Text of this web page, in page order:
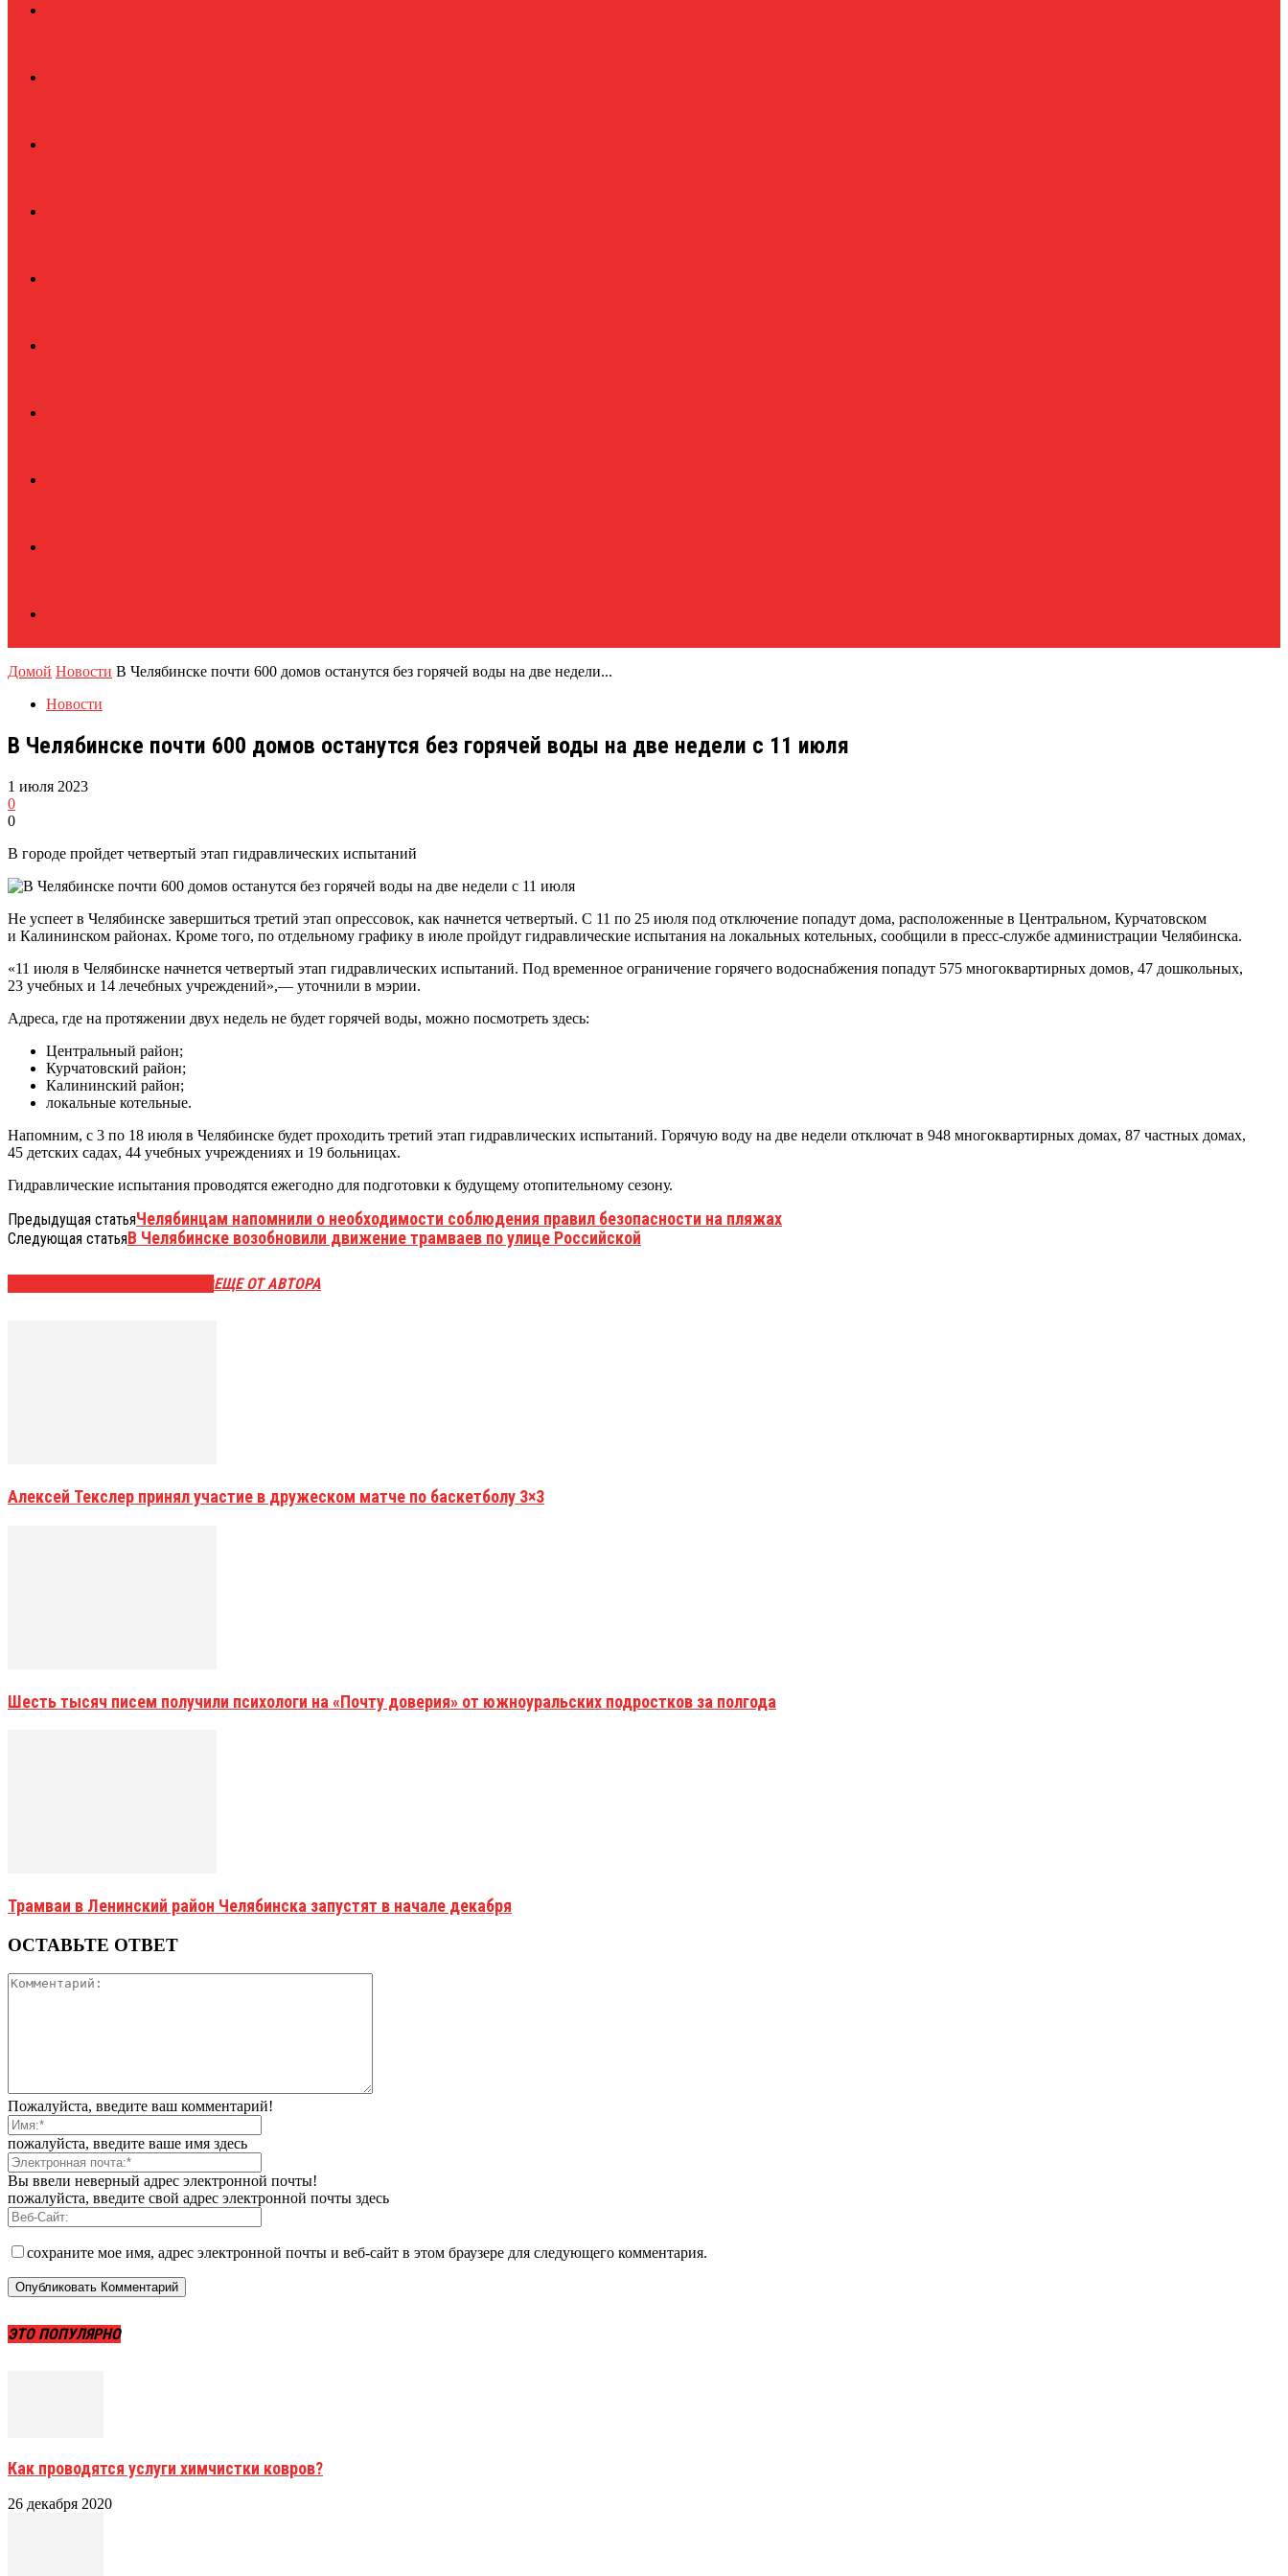
Домой Новости В Челябинске почти 600 домов останутся без горячей воды на две недели...
Новости
В Челябинске почти 600 домов останутся без горячей воды на две недели с 11 июля
1 июля 2023
0
0
В городе пройдет четвертый этап гидравлических испытаний
Не успеет в Челябинске завершиться третий этап опрессовок, как начнется четвертый. С 11 по 25 июля под отключение попадут дома, расположенные в Центральном, Курчатовском
и Калининском районах. Кроме того, по отдельному графику в июле пройдут гидравлические испытания на локальных котельных, сообщили в пресс-службе администрации Челябинска.
«11 июля в Челябинске начнется четвертый этап гидравлических испытаний. Под временное ограничение горячего водоснабжения попадут 575 многоквартирных домов, 47 дошкольных,
23 учебных и 14 лечебных учреждений»,— уточнили в мэрии.
Адреса, где на протяжении двух недель не будет горячей воды, можно посмотреть здесь:
Центральный район;
Курчатовский район;
Калининский район;
локальные котельные.
Напомним, с 3 по 18 июля в Челябинске будет проходить третий этап гидравлических испытаний. Горячую воду на две недели отключат в 948 многоквартирных домах, 87 частных домах,
45 детских садах, 44 учебных учреждениях и 19 больницах.
Гидравлические испытания проводятся ежегодно для подготовки к будущему отопительному сезону.
Предыдущая статьяЧелябинцам напомнили о необходимости соблюдения правил безопасности на пляжах
Следующая статьяВ Челябинске возобновили движение трамваев по улице Российской
ЕЩЕ ОТ АВТОРА
Алексей Текслер принял участие в дружеском матче по баскетболу 3×3
Шесть тысяч писем получили психологи на «Почту доверия» от южноуральских подростков за полгода
Трамваи в Ленинский район Челябинска запустят в начале декабря
ОСТАВЬТЕ ОТВЕТ
Пожалуйста, введите ваш комментарий!
пожалуйста, введите ваше имя здесь
Вы ввели неверный адрес электронной почты!
пожалуйста, введите свой адрес электронной почты здесь
сохраните мое имя, адрес электронной почты и веб-сайт в этом браузере для следующего комментария.
ЭТО ПОПУЛЯРНО
Как проводятся услуги химчистки ковров?
26 декабря 2020